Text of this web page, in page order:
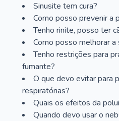
Sinusite tem cura?
Como posso prevenir a
Tenho rinite, posso ter
Como posso melhorar
Tenho restrições para
fumante?
O que devo evitar para
respiratórias?
Quais os efeitos da
Quando devo usar o